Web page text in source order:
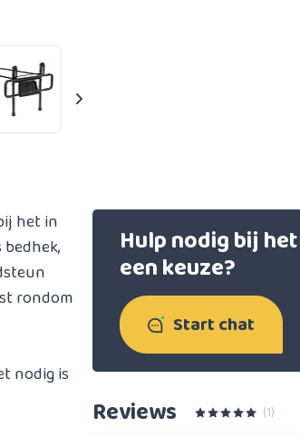
het in
rondom
nodig is
Hulp nodig bij
een keuze?
Start chat
Reviews (1)